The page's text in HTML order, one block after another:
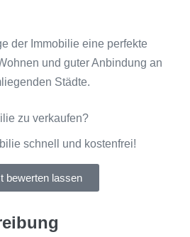
der Immobilie eine perfekte
und guter Anbindung an
Städte.
zu verkaufen?
schnell und kostenfrei!
bewerten lassen